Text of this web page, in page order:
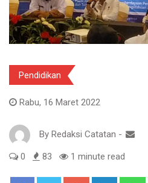
Pendidikan
Rabu, 16 Maret 2022
By Redaksi Catatan -
0 83 1 minute read